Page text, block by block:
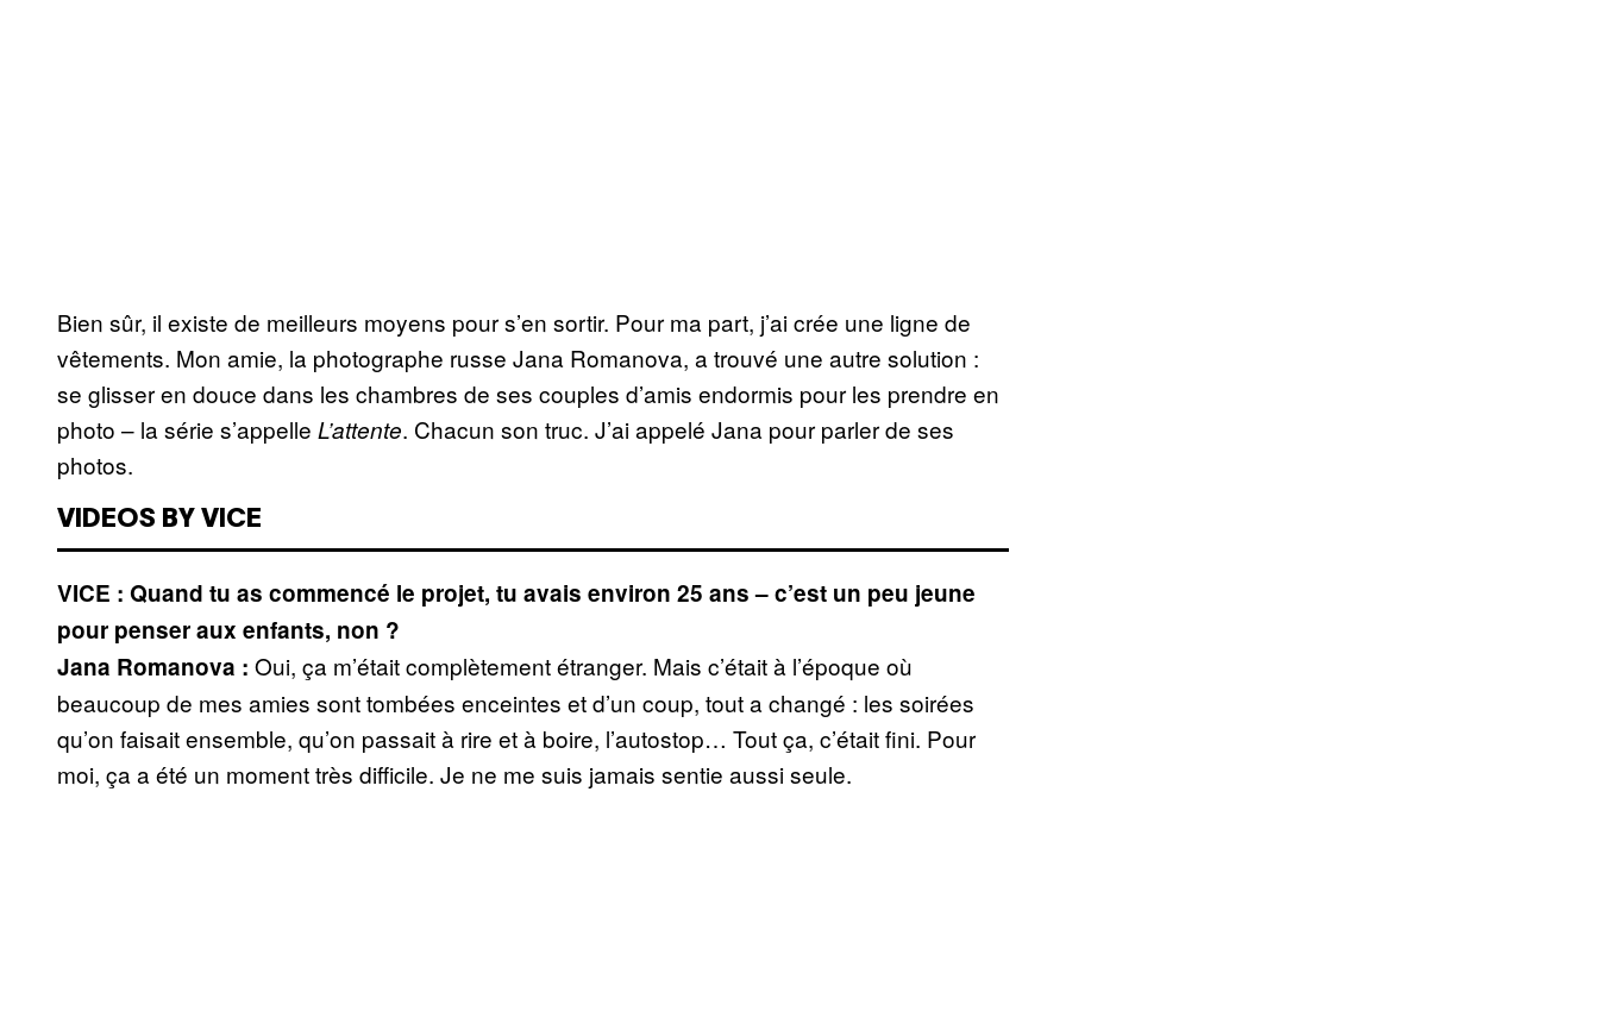
Bien sûr, il existe de meilleurs moyens pour s’en sortir. Pour ma part, j’ai crée une ligne de
vêtements. Mon amie, la photographe russe Jana Romanova, a trouvé une autre solution :
se glisser en douce dans les chambres de ses couples d’amis endormis pour les prendre en
photo – la série s’appelle L’attente. Chacun son truc. J’ai appelé Jana pour parler de ses
photos.
VIDEOS BY VICE
VICE : Quand tu as commencé le projet, tu avais environ 25 ans – c’est un peu jeune
pour penser aux enfants, non ?
Jana Romanova : Oui, ça m’était complètement étranger. Mais c’était à l’époque où
beaucoup de mes amies sont tombées enceintes et d’un coup, tout a changé : les soirées
qu’on faisait ensemble, qu’on passait à rire et à boire, l’autostop… Tout ça, c’était fini. Pour
moi, ça a été un moment très difficile. Je ne me suis jamais sentie aussi seule.